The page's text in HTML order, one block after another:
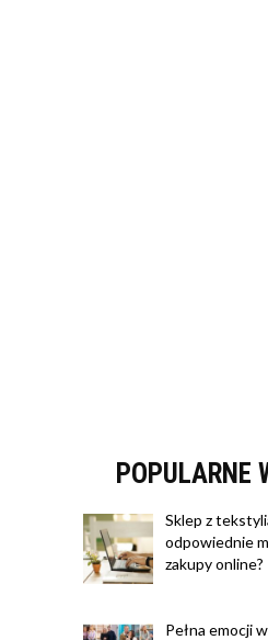
POPULARNE
Sklep z
odpowiednie
zakupy online?
Pełna emocji